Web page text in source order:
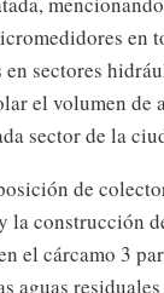
en
sectores
el volumen de
sector de la
de
la construcción
el cárcamo 3
aguas